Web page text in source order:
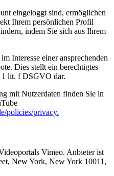
eingeloggt sind, ermöglichen
Ihrem persönlichen Profil
indem Sie sich aus Ihrem
Interesse einer ansprechenden
Dies stellt ein berechtigtes
1 lit. f DSGVO dar.
mit Nutzerdaten finden Sie in
policies/privacy.
Vimeo. Anbieter ist
New York, New York 10011,